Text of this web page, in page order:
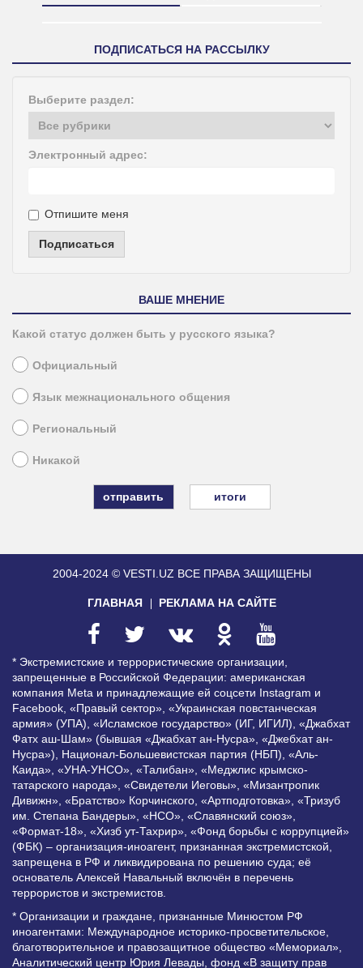
ПОДПИСАТЬСЯ НА РАССЫЛКУ
Выберите раздел:
Электронный адрес:
Отпишите меня
Подписаться
ВАШЕ МНЕНИЕ
Какой статус должен быть у русского языка?
Официальный
Язык межнационального общения
Региональный
Никакой
итоги
2004-2024 © VESTI.UZ ВСЕ ПРАВА ЗАЩИЩЕНЫ
ГЛАВНАЯ РЕКЛАМА НА САЙТЕ
* Экстремистские и террористические организации,
запрещенные в Российской Федерации: американская
компания Meta и принадлежащие ей соцсети Instagram и
Facebook, «Правый сектор», «Украинская повстанческая
армия» (УПА), «Исламское государство» (ИГ, ИГИЛ), «Джабхат
Фатх аш-Шам» (бывшая «Джабхат ан-Нусра», «Джебхат ан-
Нусра»), Национал-Большевистская партия (НБП), «Аль-
Каида», «УНА-УНСО», «Талибан», «Меджлис крымско-
татарского народа», «Свидетели Иеговы», «Мизантропик
Дивижн», «Братство» Корчинского, «Артподготовка», «Тризуб
им. Степана Бандеры», «НСО», «Славянский союз»,
«Формат-18», «Хизб ут-Тахрир», «Фонд борьбы с коррупцией»
(ФБК) – организация-иноагент, признанная экстремистской,
запрещена в РФ и ликвидирована по решению суда; её
основатель Алексей Навальный включён в перечень
террористов и экстремистов.
* Организации и граждане, признанные Минюстом РФ
иноагентами: Международное историко-просветительское,
благотворительное и правозащитное общество «Мемориал»,
Аналитический центр Юрия Левады, фонд «В защиту прав